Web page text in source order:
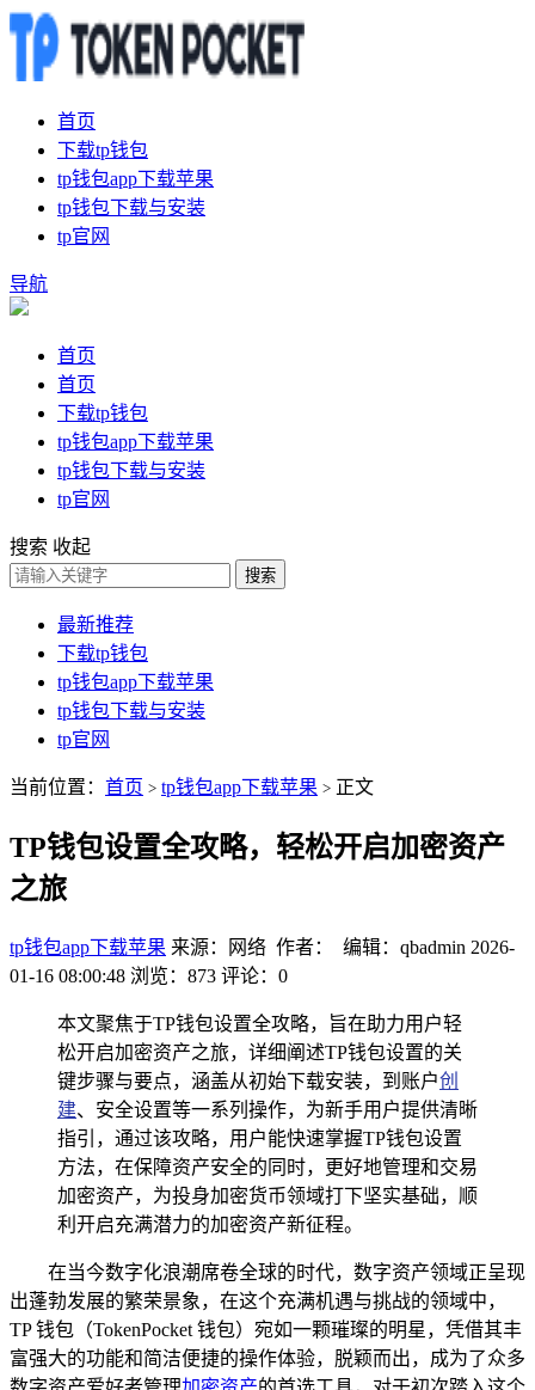
首页
下载tp钱包
tp钱包app下载苹果
tp钱包下载与安装
tp官网
导航
首页
首页
下载tp钱包
tp钱包app下载苹果
tp钱包下载与安装
tp官网
搜索 收起
搜索
最新推荐
下载tp钱包
tp钱包app下载苹果
tp钱包下载与安装
tp官网
当前位置： 首页 > tp钱包app下载苹果 > 正文
TP钱包设置全攻略，轻松开启加密资产
之旅
tp钱包app下载苹果 来源：网络 作者： 编辑：qbadmin 2026-
01-16 08:00:48 浏览：873 评论：0
本文聚焦于TP钱包设置全攻略，旨在助力用户轻
松开启加密资产之旅，详细阐述TP钱包设置的关
键步骤与要点，涵盖从初始下载安装，到账户创
建、安全设置等一系列操作，为新手用户提供清晰
指引，通过该攻略，用户能快速掌握TP钱包设置
方法，在保障资产安全的同时，更好地管理和交易
加密资产，为投身加密货币领域打下坚实基础，顺
利开启充满潜力的加密资产新征程。
在当今数字化浪潮席卷全球的时代，数字资产领域正呈现
出蓬勃发展的繁荣景象，在这个充满机遇与挑战的领域中，
TP 钱包（TokenPocket 钱包）宛如一颗璀璨的明星，凭借其丰
富强大的功能和简洁便捷的操作体验，脱颖而出，成为了众多